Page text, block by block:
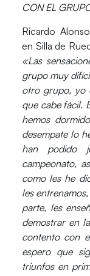
CON EL
Ricardo Alonso
en Silla de
«Las
grupo muy
otro grupo, yo
que cabe fácil.
hemos
desempate lo
han podido
campeonato,
como les he
les
parte, les
demostrar en
contento con
espero que
triunfos en